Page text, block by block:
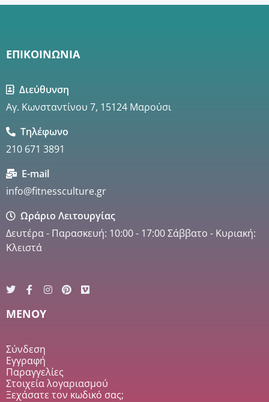
ΕΠΙΚΟΙΝΩΝΙΑ
Διεύθυνση
Αγ. Κωνσταντίνου 7, 15124 Μαρούσι
Τηλέφωνο
210 671 3891
E-mail
info@fitnessculture.gr
Ωράριο Λειτουργίας
Δευτέρα - Παρασκευή: 10:00 - 17:00 Σάββατο - Κυριακή:
Κλειστά
MENOY
Σύνδεση
Εγγραφή
Παραγγελίες
Στοιχεία λογαριασμού
Ξεχάσατε τον κωδικό σας;